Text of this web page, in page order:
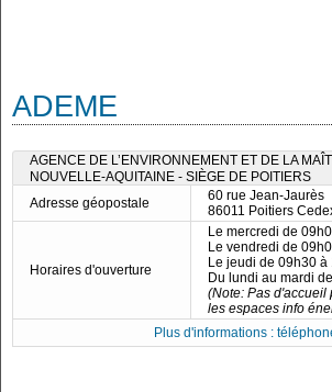
ADEME
AGENCE DE L’ENVIRONNEMENT ET DE LA
NOUVELLE-AQUITAINE - SIÈGE DE POITIERS
Adresse géopostale
60 rue Jean-Jaurès
86011 Poitiers
Horaires d'ouverture
Le mercredi de
Le vendredi de
Le jeudi de 09h30
Du lundi au mardi
(Note: Pas d'accueil
les espaces info
Plus d'informations :